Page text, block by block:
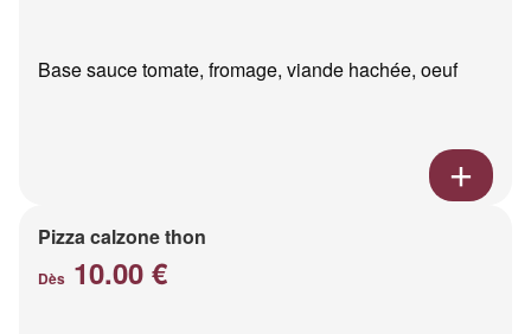
Base sauce tomate, fromage, viande hachée, oeuf
Pizza calzone thon
Dès 10.00 €